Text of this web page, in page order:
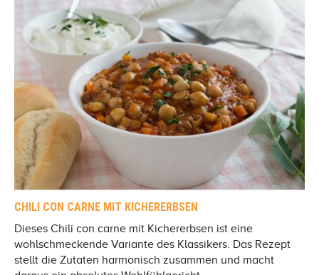
CHILI CON CARNE MIT KICHERERBSEN
Dieses Chili con carne mit Kichererbsen ist eine
wohlschmeckende Variante des Klassikers. Das Rezept
stellt die Zutaten harmonisch zusammen und macht